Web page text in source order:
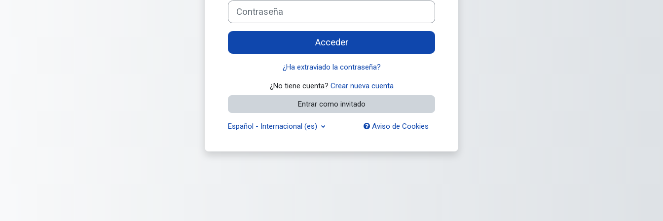
Contraseña
Acceder
¿Ha extraviado la contraseña?
¿No tiene cuenta? Crear nueva cuenta
Entrar como invitado
Español - Internacional ‎(es)‎ Aviso de Cookies